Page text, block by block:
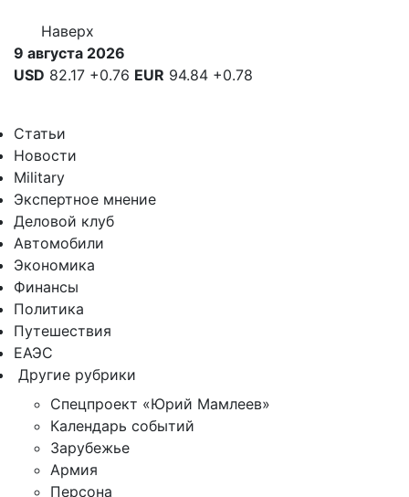
Наверх
9 августа 2026
USD 82.17 +0.76 EUR 94.84 +0.78
Статьи
Новости
Military
Экспертное мнение
Деловой клуб
Автомобили
Экономика
Финансы
Политика
Путешествия
ЕАЭС
Другие рубрики
Спецпроект «Юрий Мамлеев»
Календарь событий
Зарубежье
Армия
Персона